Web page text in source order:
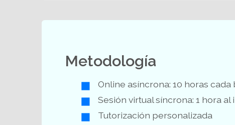
Metodología
Online asíncrona: 10 horas
Sesión virtual síncrona: 1 hora
Tutorización personalizada